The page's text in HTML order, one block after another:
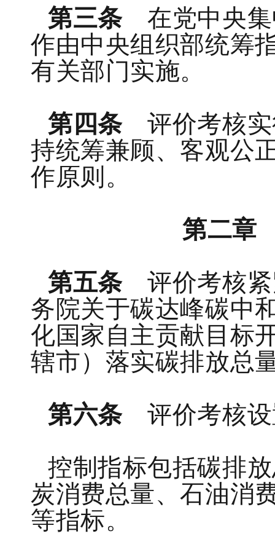
第三条在党中央集
作由中央组织部统筹
有关部门实施。
第四条评价考核实
持统筹兼顾、客观公
作原则。
第二章
第五条评价考核紧
务院关于碳达峰碳中
化国家自主贡献目标
辖市）落实碳排放总
第六条评价考核设
控制指标包括碳排
炭消费总量、石油消
等指标。